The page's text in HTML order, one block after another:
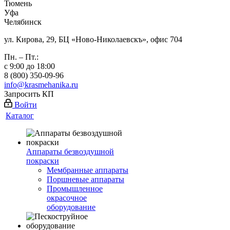
Тюмень
Уфа
Челябинск
ул. Кирова, 29, БЦ «Ново-Николаевскъ», офис 704
Пн. – Пт.:
с 9:00 до 18:00
8 (800) 350-09-96
info@krasmehanika.ru
Запросить КП
Войти
Каталог
Аппараты безвоздушной
покраски
Мембранные аппараты
Поршневые аппараты
Промышленное
окрасочное
оборудование